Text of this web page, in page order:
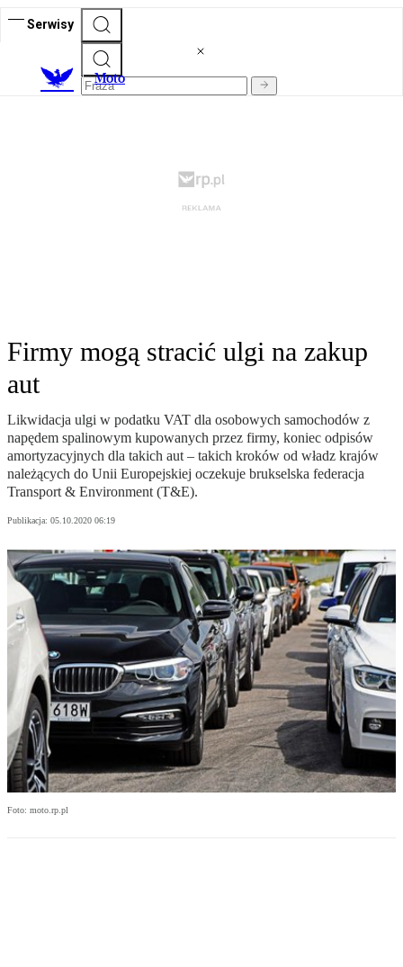
Serwisy
Moto
Firmy mogą stracić ulgi na zakup
aut
Likwidacja ulgi w podatku VAT dla osobowych samochodów z
napędem spalinowym kupowanych przez firmy, koniec odpisów
amortyzacyjnych dla takich aut – takich kroków od władz krajów
należących do Unii Europejskiej oczekuje brukselska federacja
Transport & Environment (T&E).
Publikacja: 05.10.2020 06:19
Foto: moto.rp.pl